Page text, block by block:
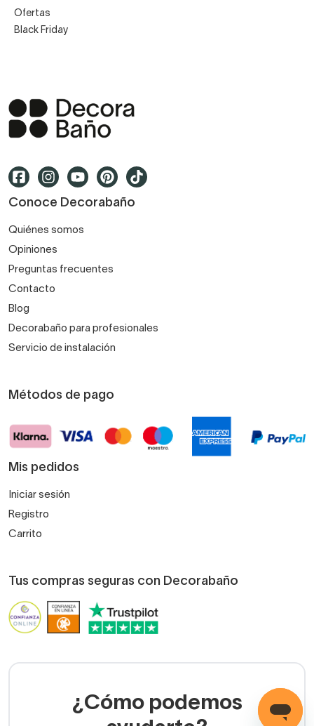
Ofertas
Black Friday
Conoce Decorabaño
Quiénes somos
Opiniones
Preguntas frecuentes
Contacto
Blog
Decorabaño para profesionales
Servicio de instalación
Métodos de pago
Mis pedidos
Iniciar sesión
Registro
Carrito
Tus compras seguras con Decorabaño
¿Cómo podemos